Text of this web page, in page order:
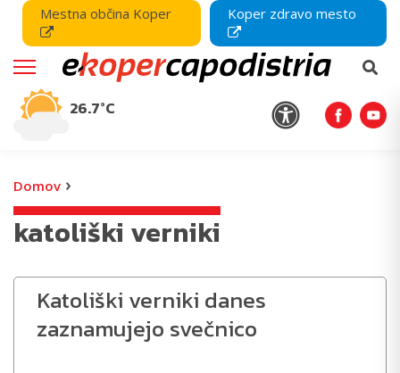
Mestna občina Koper Koper zdravo mesto
26.7°C
Domov ›
katoliški verniki
Katoliški verniki danes
zaznamujejo svečnico